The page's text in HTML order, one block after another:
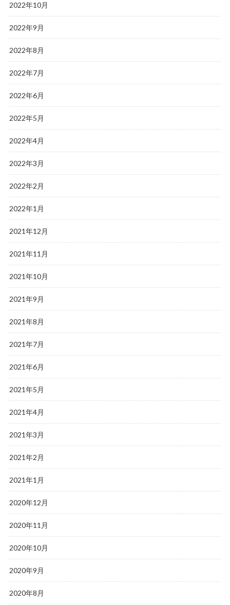
2022年10月
2022年9月
2022年8月
2022年7月
2022年6月
2022年5月
2022年4月
2022年3月
2022年2月
2022年1月
2021年12月
2021年11月
2021年10月
2021年9月
2021年8月
2021年7月
2021年6月
2021年5月
2021年4月
2021年3月
2021年2月
2021年1月
2020年12月
2020年11月
2020年10月
2020年9月
2020年8月